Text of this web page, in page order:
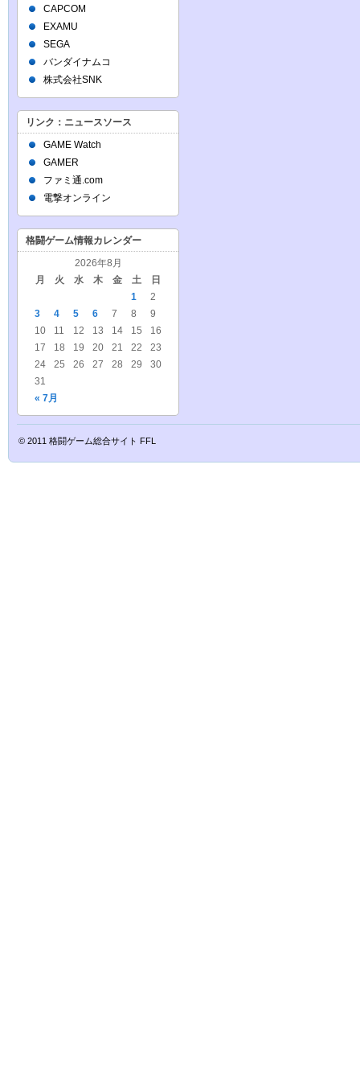
CAPCOM
EXAMU
SEGA
バンダイナムコ
株式会社SNK
リンク：ニュースソース
GAME Watch
GAMER
ファミ通.com
電撃オンライン
格闘ゲーム情報カレンダー
2026年8月
月
火 水 木 金 土 日
« 7月
1
2
3
4 5 6 7 8
9
10
11 12 13 14 15
16
17
18 19 20 21 22
23
24
25 26 27 28 29
30
31
© 2011 格闘ゲーム総合サイト FFL